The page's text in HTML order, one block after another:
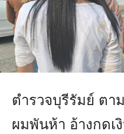
ตำรวจบุรีรัมย์ ตา
ผมพันห้า อ้างกดเ